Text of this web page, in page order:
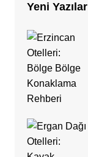
Yeni Yazılar